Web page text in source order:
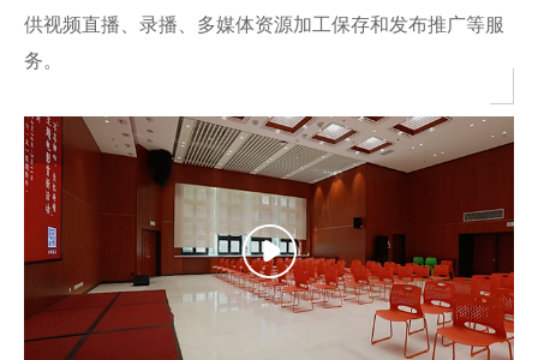
供视频直播、录播、多媒体资源加工保存和发布推广等服
务。